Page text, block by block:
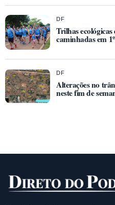
DF
Trilhas
caminhadas em
DF
Alterações no
neste fim de